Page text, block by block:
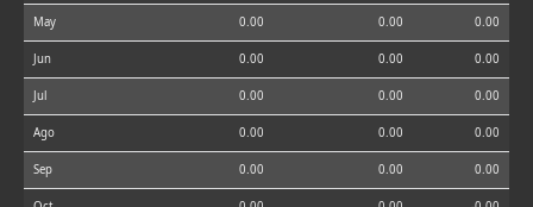
May 0.00 0.00 0.00
Jun 0.00 0.00 0.00
Jul 0.00 0.00 0.00
Ago 0.00 0.00 0.00
Sep 0.00 0.00 0.00